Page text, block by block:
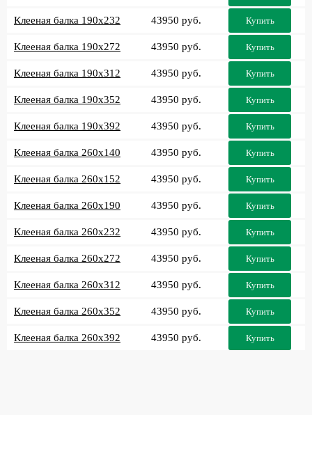
Клееная балка 190x232 43950 руб. Купить
Клееная балка 190x272 43950 руб. Купить
Клееная балка 190x312 43950 руб. Купить
Клееная балка 190x352 43950 руб. Купить
Клееная балка 190x392 43950 руб. Купить
Клееная балка 260x140 43950 руб. Купить
Клееная балка 260x152 43950 руб. Купить
Клееная балка 260x190 43950 руб. Купить
Клееная балка 260x232 43950 руб. Купить
Клееная балка 260x272 43950 руб. Купить
Клееная балка 260x312 43950 руб. Купить
Клееная балка 260x352 43950 руб. Купить
Клееная балка 260x392 43950 руб. Купить